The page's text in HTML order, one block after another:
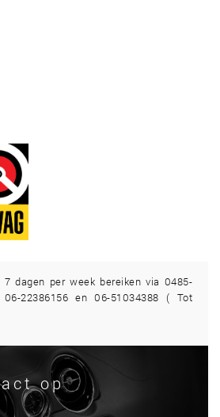
dagen per week bereiken via 0485-
06-22386156 en 06-51034388 ( Tot
op